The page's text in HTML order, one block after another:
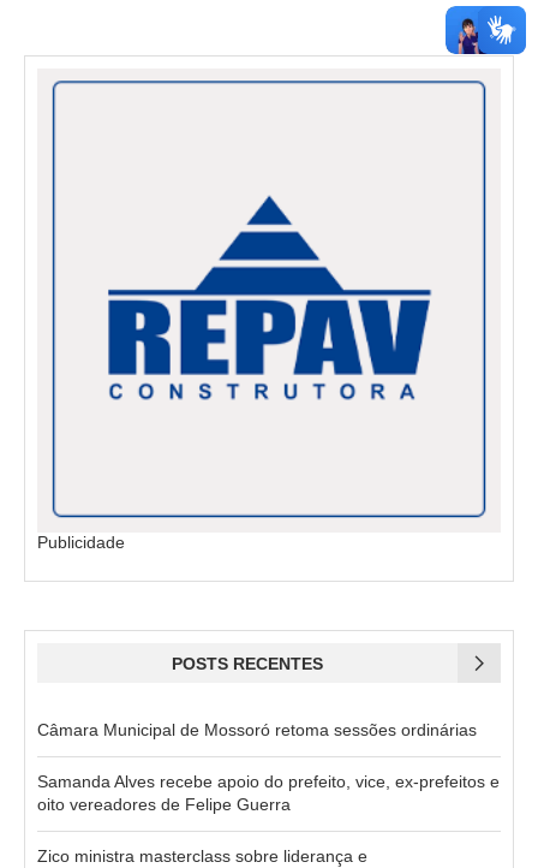
Publicidade
POSTS RECENTES
Câmara Municipal de Mossoró retoma sessões ordinárias
Samanda Alves recebe apoio do prefeito, vice, ex-prefeitos e
oito vereadores de Felipe Guerra
Zico ministra masterclass sobre liderança e